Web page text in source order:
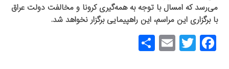
می‌رسد که امسال با توجه به همه‌گیری کرونا و مخالفت دولت عراق
با برگزاری این مراسم، این راهپیمایی برگزار نخواهد شد.
F
a
T
wi
E
m